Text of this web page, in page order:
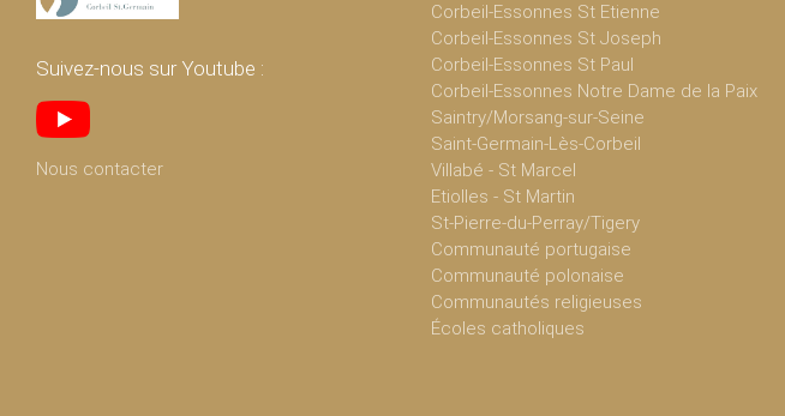
Suivez-nous sur Youtube :
Nous contacter
Corbeil-Essonnes St Etienne
Corbeil-Essonnes St Joseph
Corbeil-Essonnes St Paul
Corbeil-Essonnes Notre Dame de la Paix
Saintry/Morsang-sur-Seine
Saint-Germain-Lès-Corbeil
Villabé - St Marcel
Etiolles - St Martin
St-Pierre-du-Perray/Tigery
Communauté portugaise
Communauté polonaise
Communautés religieuses
Écoles catholiques